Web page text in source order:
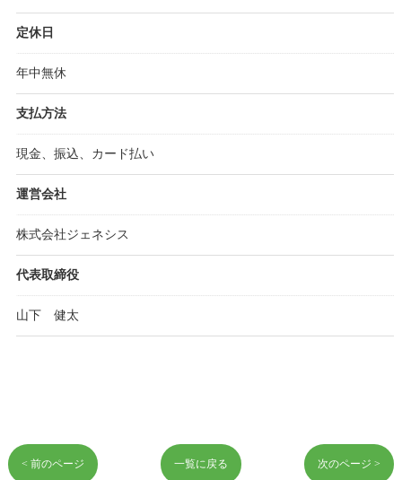
定休日
年中無休
支払方法
現金、振込、カード払い
運営会社
株式会社ジェネシス
代表取締役
山下 健太
< 前のページ 一覧に戻る 次のページ >